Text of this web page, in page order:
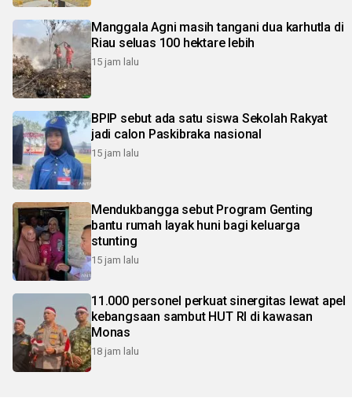
Manggala Agni masih tangani dua karhutla di
Riau seluas 100 hektare lebih
15 jam lalu
BPIP sebut ada satu siswa Sekolah Rakyat
jadi calon Paskibraka nasional
15 jam lalu
Mendukbangga sebut Program Genting
bantu rumah layak huni bagi keluarga
stunting
15 jam lalu
11.000 personel perkuat sinergitas lewat apel
kebangsaan sambut HUT RI di kawasan
Monas
18 jam lalu